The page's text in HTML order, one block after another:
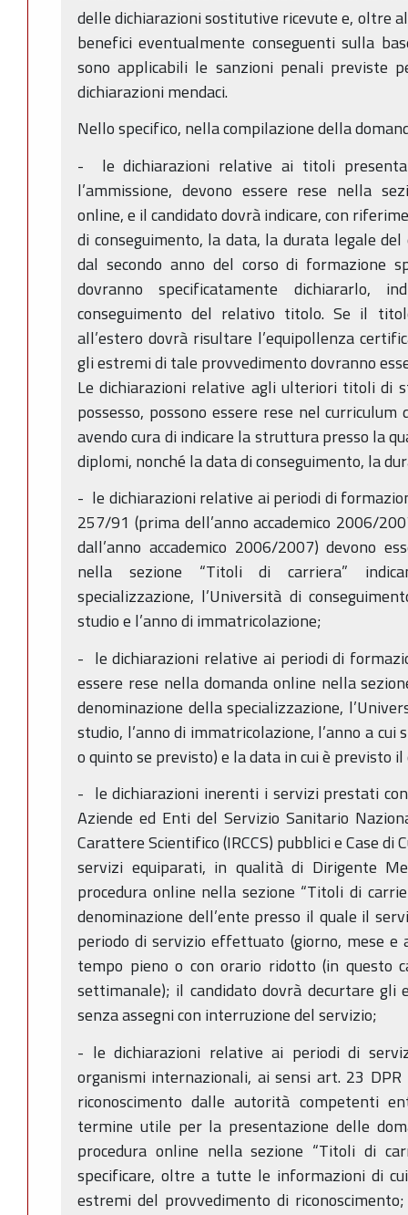
delle dichiarazioni sostitutive ricevute e, oltre
benefici eventualmente conseguenti sulla
sono applicabili le sanzioni penali
dichiarazioni mendaci.
Nello specifico, nella compilazione della
- le dichiarazioni relative ai titoli
l’ammissione, devono essere rese nella
online, e il candidato dovrà indicare, con
di conseguimento, la data, la durata legale
dal secondo anno del corso di formazione
dovranno specificatamente dichiararlo,
conseguimento del relativo titolo. Se il
all’estero dovrà risultare l’equipollenza
gli estremi di tale provvedimento dovranno
Le dichiarazioni relative agli ulteriori titoli di
possesso, possono essere rese nel
avendo cura di indicare la struttura presso la
diplomi, nonché la data di conseguimento, la
- le dichiarazioni relative ai periodi di
257/91 (prima dell’anno accademico 2006/
dall’anno accademico 2006/2007) devono
nella sezione “Titoli di carriera”
specializzazione, l’Università di
studio e l’anno di immatricolazione;
- le dichiarazioni relative ai periodi di
essere rese nella domanda online nella
denominazione della specializzazione,
studio, l’anno di immatricolazione, l’anno a
o quinto se previsto) e la data in cui è previsto
- le dichiarazioni inerenti i servizi prestati
Aziende ed Enti del Servizio Sanitario
Carattere Scientifico (IRCCS) pubblici e Case
servizi equiparati, in qualità di Dirigente
procedura online nella sezione “Titoli di
denominazione dell’ente presso il quale il
periodo di servizio effettuato (giorno, mese
tempo pieno o con orario ridotto (in questo
settimanale); il candidato dovrà decurtare
senza assegni con interruzione del servizio;
- le dichiarazioni relative ai periodi di
organismi internazionali, ai sensi art. 23
riconoscimento dalle autorità competenti
termine utile per la presentazione delle
procedura online nella sezione “Titoli di
specificare, oltre a tutte le informazioni di
estremi del provvedimento di